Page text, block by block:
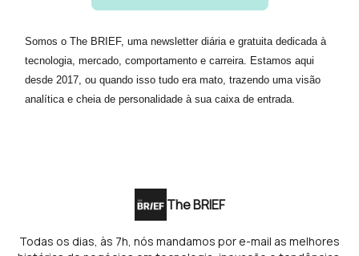
Somos o The BRIEF, uma newsletter diária e gratuita dedicada à
tecnologia, mercado, comportamento e carreira. Estamos aqui
desde 2017, ou quando isso tudo era mato, trazendo uma visão
analítica e cheia de personalidade à sua caixa de entrada.
The BRIEF
Todas os dias, às 7h, nós mandamos por e-mail as melhores